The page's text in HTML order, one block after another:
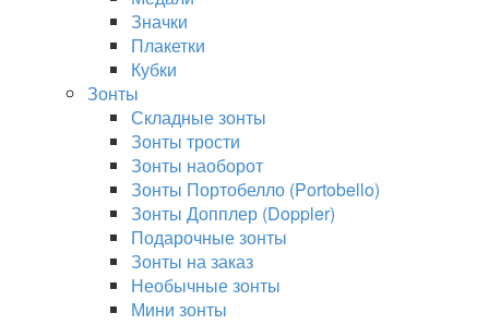
Значки
Плакетки
Кубки
Зонты
Складные зонты
Зонты трости
Зонты наоборот
Зонты Портобелло (Portobello)
Зонты Допплер (Doppler)
Подарочные зонты
Зонты на заказ
Необычные зонты
Мини зонты